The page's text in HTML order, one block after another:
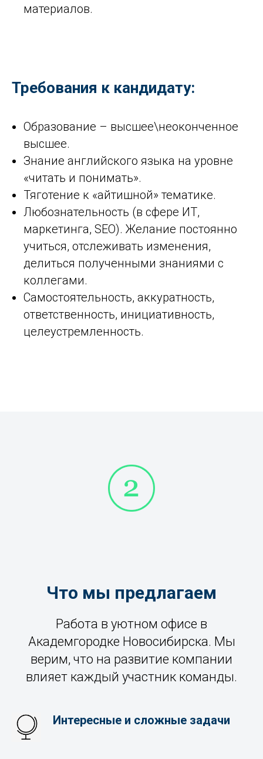
материалов.
Требования к кандидату:
Образование – высшее\неоконченное
высшее.
Знание английского языка на уровне
«читать и понимать».
Тяготение к «айтишной» тематике.
Любознательность (в сфере ИТ,
маркетинга, SEO). Желание постоянно
учиться, отслеживать изменения,
делиться полученными знаниями с
коллегами.
Самостоятельность, аккуратность,
ответственность, инициативность,
целеустремленность.
Что мы предлагаем
Работа в уютном офисе в
Академгородке Новосибирска. Мы
верим, что на развитие компании
влияет каждый участник команды.
Интересные и сложные задачи